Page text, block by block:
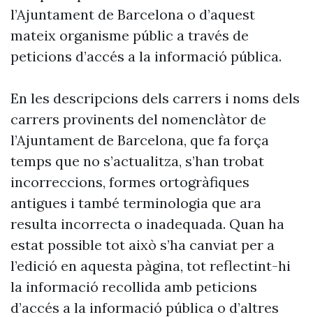
l’Ajuntament de Barcelona o d’aquest
mateix organisme públic a través de
peticions d’accés a la informació pública.
En les descripcions dels carrers i noms dels
carrers provinents del nomenclàtor de
l’Ajuntament de Barcelona, que fa força
temps que no s’actualitza, s’han trobat
incorreccions, formes ortogràfiques
antigues i també terminologia que ara
resulta incorrecta o inadequada. Quan ha
estat possible tot això s’ha canviat per a
l’edició en aquesta pàgina, tot reflectint-hi
la informació recollida amb peticions
d’accés a la informació pública o d’altres